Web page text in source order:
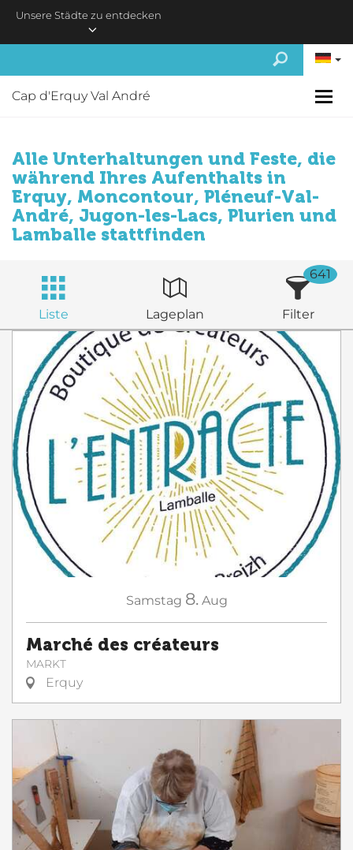
Skip to main content
Unsere Städte zu entdecken
Cap d'Erquy Val André
Alle Unterhaltungen und Feste, die
während Ihres Aufenthalts in
Erquy, Moncontour, Pléneuf-Val-
André, Jugon-les-Lacs, Plurien und
Lamballe stattfinden
Liste Lageplan Filter
641
Samstag 8. Aug
Marché des créateurs
MARKT
Erquy